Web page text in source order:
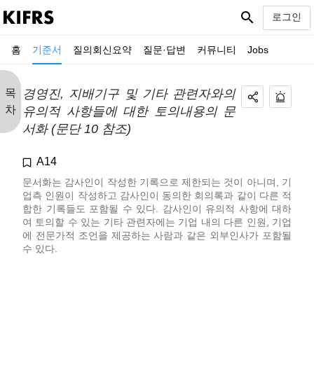
홈 기준서 질의회신요약 질문·답변 커뮤니티 Jobs
search 로그인
목
차
경영진, 지배기구 및 기타 관련자와의
유의적 사항들에 대한 토의내용의 문
서화 (문단 10 참조)
A14
문서화는 감사인이 작성한 기록으로 제한되는 것이 아니며, 기
업측 인원이 작성하고 감사인이 동의한 회의록과 같이 다른 적
합한 기록들도 포함될 수 있다. 감사인이 유의적 사항에 대하
여 토의할 수 있는 기타 관련자에는 기업 내의 다른 인원, 기업
에 전문가적 조언을 제공하는 사람과 같은 외부인사가 포함될
수 있다.